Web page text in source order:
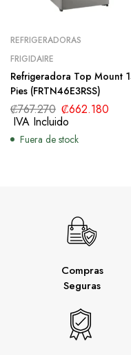
REFRIGERADORAS
FRIGIDAIRE
Refrigeradora Top Mount
Pies (FRTN46E3RSS)
₡767.270 ₡662.180
IVA Incluido
Fuera de stock
Compras
Seguras